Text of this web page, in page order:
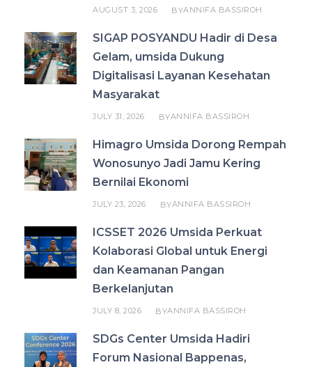
AUGUST 3, 2026 BYANNIFA BASSIROH
SIGAP POSYANDU Hadir di Desa
Gelam, umsida Dukung
Digitalisasi Layanan Kesehatan
Masyarakat
JULY 31, 2026 BYANNIFA BASSIROH
Himagro Umsida Dorong Rempah
Wonosunyo Jadi Jamu Kering
Bernilai Ekonomi
JULY 23, 2026 BYANNIFA BASSIROH
ICSSET 2026 Umsida Perkuat
Kolaborasi Global untuk Energi
dan Keamanan Pangan
Berkelanjutan
JULY 8, 2026 BYANNIFA BASSIROH
SDGs Center Umsida Hadiri
Forum Nasional Bappenas,